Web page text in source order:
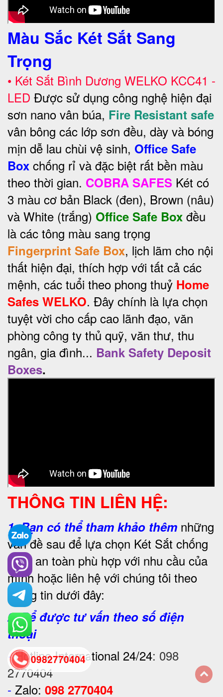
Màu Sắc Két Sắt Sang
Trọng
• Két Sắt Bình Dương WELKO KCC41 -
LED Được sử dụng công nghệ hiện đại
sơn nano vân búa, Fire Resistant safe
vân bông các lớp sơn đều, dày và bóng
mịn dễ lau chùi vệ sinh, Office Safe
Box chống rỉ và đặc biệt rất bền màu
theo thời gian. COBRA SAFES Két có
3 màu cơ bản Black (đen), Brown (nâu)
và White (trắng) Office Safe Box đều
là các tông màu sang trọng
Fingerprint Safe Box, lịch lãm cho nội
thất hiện đại, thích hợp với tất cả các
mệnh, các tuổi theo phong thuỷ Home
Safes WELKO. Đây chính là lựa chọn
tuyệt vời cho cấp cao lãnh đạo, văn
phòng công ty thủ quỹ, văn thư, thu
ngân, gia đình... Bank Safety Deposit
Boxes.
THÔNG TIN LIÊN HỆ:
1.Bạn có thể tham khảo thêm những
vấn đề sau để lựa chọn Két Sắt chống
cháy an toàn phù hợp với nhu cầu của
mình hoặc liên hệ với chúng tôi theo
thông tin dưới đây:
2. Để được tư vấn theo số điện
thoại
- Hotline International 24/24: 098
2770404
- Zalo: 098 2770404
0982770404